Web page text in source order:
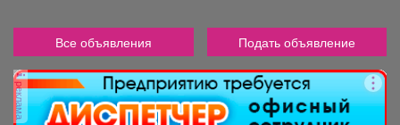
Все объявления Подать объявление
реклама